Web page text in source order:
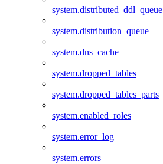
system.distributed_ddl_queue
system.distribution_queue
system.dns_cache
system.dropped_tables
system.dropped_tables_parts
system.enabled_roles
system.error_log
system.errors